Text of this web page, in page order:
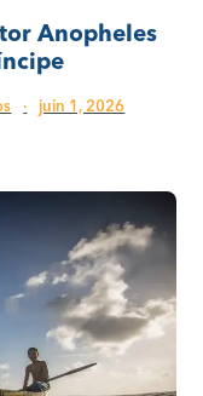
Anopheles
· juin 1, 2026